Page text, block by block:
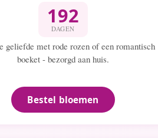
192
DAGEN
geliefde met rode rozen of een romantisch
boeket - bezorgd aan huis.
Bestel bloemen